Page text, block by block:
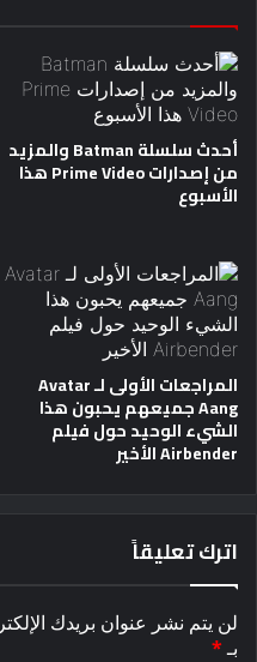
أحدث سلسلة Batman والمزيد
من إصدارات Prime Video هذا
الأسبوع
المراجعات الأولى لـ Avatar
Aang جميعهم يحبون هذا
الشيء الوحيد حول فيلم
Airbender الأخير
اترك تعليقاً
لن يتم نشر عنوان بريدك
بـ*